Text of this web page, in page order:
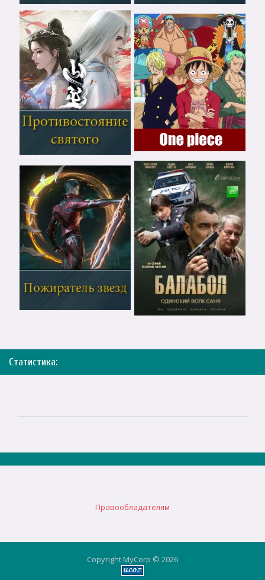
Статистика:
Правообладателям
Copyright MyCorp © 2026